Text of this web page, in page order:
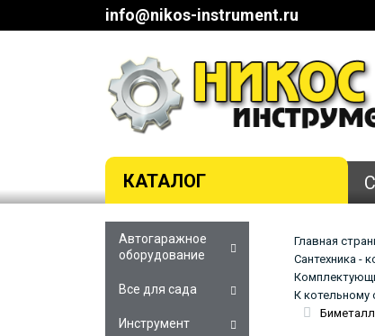
info@nikos-instrument.ru
КАТАЛОГ
Главная
Сантехника -
К котельному
Автогаражное
оборудование
Все для сада
Инструмент